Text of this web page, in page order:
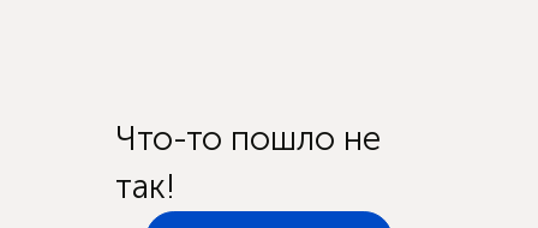
Что-то пошло не
так!